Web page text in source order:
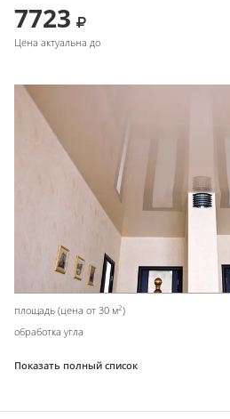
7723
Цена актуальна до
площадь (цена от 30 м2)
обработка угла
Показать полный список